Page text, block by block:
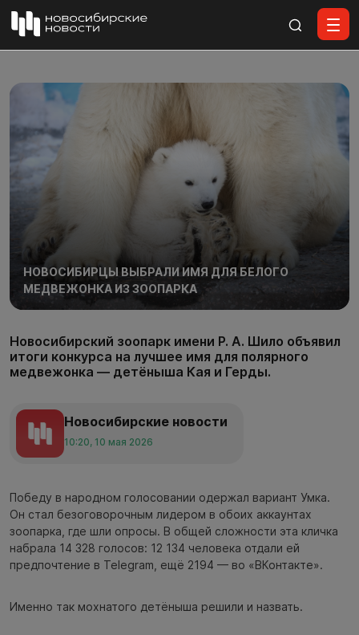
НОВОСИБИРЦЫ ВЫБРАЛИ ИМЯ ДЛЯ БЕЛОГО
МЕДВЕЖОНКА ИЗ ЗООПАРКА
Новосибирский зоопарк имени Р. А. Шило объявил
итоги конкурса на лучшее имя для полярного
медвежонка — детёныша Кая и Герды.
Новосибирские новости
10:20, 10 мая 2026
Победу в народном голосовании одержал вариант Умка.
Он стал безоговорочным лидером в обоих аккаунтах
зоопарка, где шли опросы. В общей сложности эта кличка
набрала 14 328 голосов: 12 134 человека отдали ей
предпочтение в Telegram, ещё 2194 — во «ВКонтакте».
Именно так мохнатого детёныша решили и назвать.